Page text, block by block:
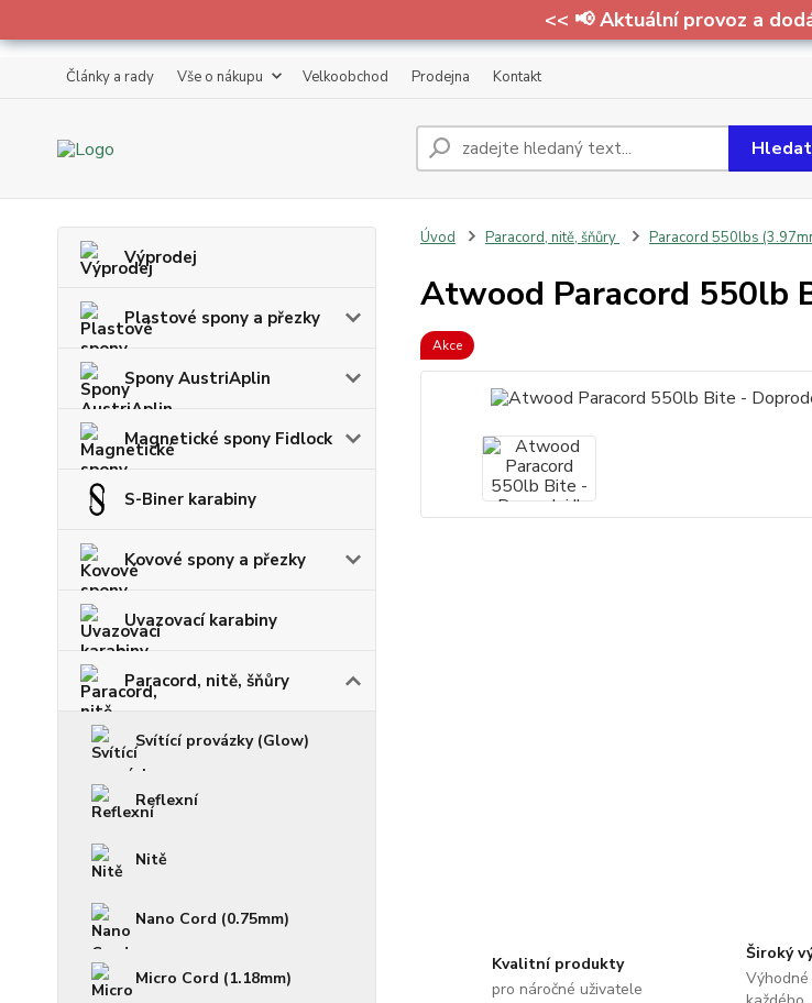
<< 📢 Aktuální provoz a
Články a rady Vše o nákupu Velkoobchod Prodejna Kontakt
Hledat
Výprodej
Plastové spony a přezky
Spony AustriAplin
Magnetické spony Fidlock
S-Biner karabiny
Kovové spony a přezky
Uvazovací karabiny
Paracord, nitě, šňůry
Svítící provázky (Glow)
Reflexní
Nitě
Nano Cord (0.75mm)
Micro Cord (1.18mm)
Úvod Paracord, nitě, šňůry Paracord 550lbs
Atwood Paracord 550lb
Akce
Kvalitní produkty
pro náročné uživatele
Široký